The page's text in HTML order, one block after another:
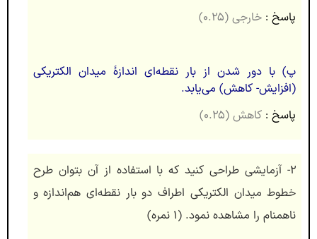
پاسخ : خارجی (۰.۲۵)
پ) با دور شدن از بار نقطه‌ای اندازۀ میدان الکتریکی
(افزایش- کاهش) می‌یابد.
پاسخ : کاهش (۰.۲۵)
۲- آزمایشی طراحی کنید که با استفاده از آن بتوان طرح
خطوط میدان الکتریکی اطراف دو بار نقطه‌ای هم‌اندازه و
ناهمنام را مشاهده نمود. (۱ نمره)